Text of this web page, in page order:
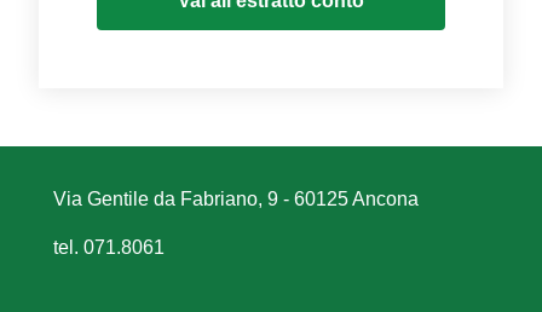
Via Gentile da Fabriano, 9 - 60125 Ancona
tel. 071.8061